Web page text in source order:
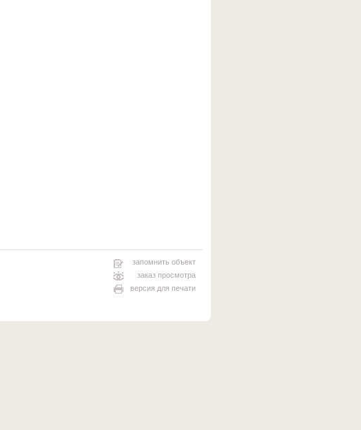
запомнить объект
заказ просмотра
версия для печати